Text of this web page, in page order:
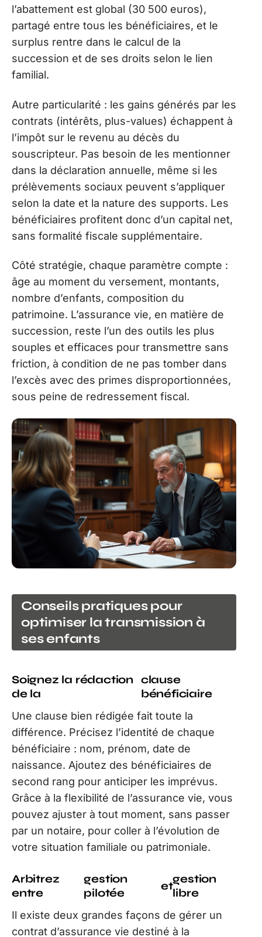
l’abattement est global (30 500 euros),
partagé entre tous les bénéficiaires, et le
surplus rentre dans le calcul de la
succession et de ses droits selon le lien
familial.
Autre particularité : les gains générés par les
contrats (intérêts, plus-values) échappent à
l’impôt sur le revenu au décès du
souscripteur. Pas besoin de les mentionner
dans la déclaration annuelle, même si les
prélèvements sociaux peuvent s’appliquer
selon la date et la nature des supports. Les
bénéficiaires profitent donc d’un capital net,
sans formalité fiscale supplémentaire.
Côté stratégie, chaque paramètre compte :
âge au moment du versement, montants,
nombre d’enfants, composition du
patrimoine. L’assurance vie, en matière de
succession, reste l’un des outils les plus
souples et efficaces pour transmettre sans
friction, à condition de ne pas tomber dans
l’excès avec des primes disproportionnées,
sous peine de redressement fiscal.
Conseils pratiques pour
optimiser la transmission à
ses enfants
Soignez la rédaction
de la
clause
bénéficiaire
Une clause bien rédigée fait toute la
différence. Précisez l’identité de chaque
bénéficiaire : nom, prénom, date de
naissance. Ajoutez des bénéficiaires de
second rang pour anticiper les imprévus.
Grâce à la flexibilité de l’assurance vie, vous
pouvez ajuster à tout moment, sans passer
par un notaire, pour coller à l’évolution de
votre situation familiale ou patrimoniale.
Arbitrez
entre
gestion
pilotée
et
gestion
libre
Il existe deux grandes façons de gérer un
contrat d’assurance vie destiné à la